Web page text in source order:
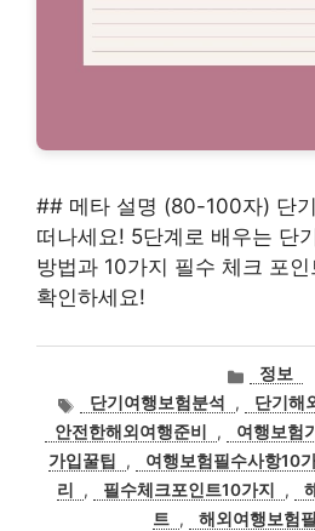
## 메타 설명 (80-100자) 단
떠나세요! 5단계로 배우는 단
방법과 10가지 필수 체크 포
확인하세요!
카
테
고
리
정보
태
그
단기여행보험분석 , 단기해
안전한해외여행준비
, 여행보험
가입꿀팁
, 여행보험필수사항10
리
, 필수체크포인트10가지 ,
트 , 해외여행보험